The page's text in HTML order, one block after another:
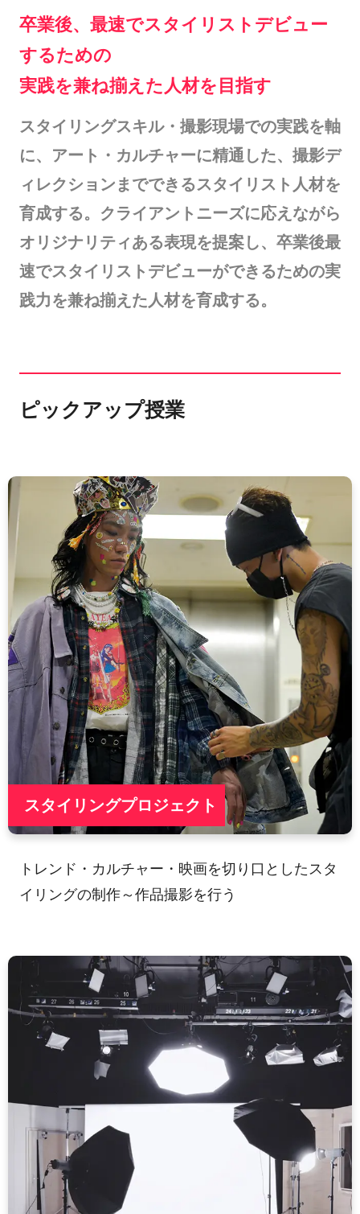
卒業後、最速でスタイリストデビュー
するための
実践を兼ね揃えた人材を目指す
スタイリングスキル・撮影現場での実践を軸
に、アート・カルチャーに精通した、撮影デ
ィレクションまでできるスタイリスト人材を
育成する。クライアントニーズに応えながら
オリジナリティある表現を提案し、卒業後最
速でスタイリストデビューができるための実
践力を兼ね揃えた人材を育成する。
ピックアップ授業
スタイリングプロジェクト
トレンド・カルチャー・映画を切り口としたスタ
イリングの制作～作品撮影を行う